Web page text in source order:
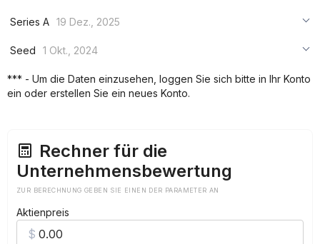
***
Series A 19 Dez., 2025
***
Seed
1 Okt., 2024
***
*** - Um die Daten einzusehen, loggen Sie sich bitte in Ihr Konto
ein oder erstellen Sie ein neues Konto.
Rechner für die
Unternehmensbewertung
ZUR BERECHNUNG GEBEN SIE EINEN DER PARAMETER AN
Aktienpreis